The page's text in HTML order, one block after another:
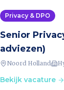
Privacy & DPO
Senior
adviezen)
Noord Holland
Bekijk vacature